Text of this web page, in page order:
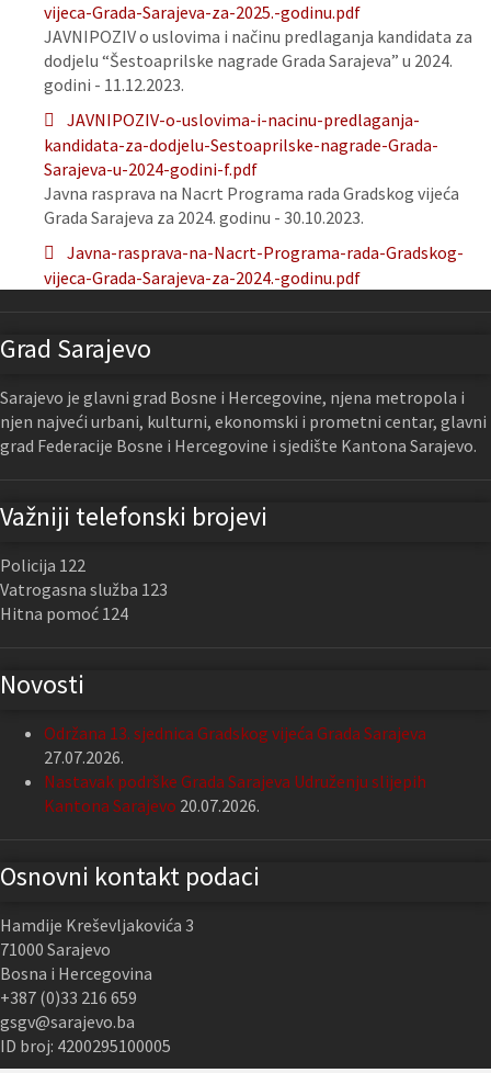
vijeca-Grada-Sarajeva-za-2025.-godinu.pdf
JAVNIPOZIV o uslovima i načinu predlaganja kandidata za
dodjelu “Šestoaprilske nagrade Grada Sarajeva” u 2024.
godini - 11.12.2023.
JAVNIPOZIV-o-uslovima-i-nacinu-predlaganja-
kandidata-za-dodjelu-Sestoaprilske-nagrade-Grada-
Sarajeva-u-2024-godini-f.pdf
Javna rasprava na Nacrt Programa rada Gradskog vijeća
Grada Sarajeva za 2024. godinu - 30.10.2023.
Javna-rasprava-na-Nacrt-Programa-rada-Gradskog-
vijeca-Grada-Sarajeva-za-2024.-godinu.pdf
Grad Sarajevo
Sarajevo je glavni grad Bosne i Hercegovine, njena metropola i
njen najveći urbani, kulturni, ekonomski i prometni centar, glavni
grad Federacije Bosne i Hercegovine i sjedište Kantona Sarajevo.
Važniji telefonski brojevi
Policija 122
Vatrogasna služba 123
Hitna pomoć 124
Novosti
Održana 13. sjednica Gradskog vijeća Grada Sarajeva
27.07.2026.
Nastavak podrške Grada Sarajeva Udruženju slijepih
Kantona Sarajevo 20.07.2026.
Osnovni kontakt podaci
Hamdije Kreševljakovića 3
71000 Sarajevo
Bosna i Hercegovina
+387 (0)33 216 659
gsgv@sarajevo.ba
ID broj: 4200295100005